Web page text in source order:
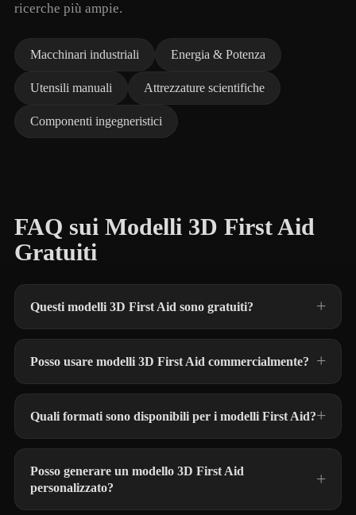
ricerche più ampie.
Macchinari industriali Energia & Potenza
Utensili manuali Attrezzature scientifiche
Componenti ingegneristici
FAQ sui Modelli 3D First Aid
Gratuiti
Questi modelli 3D First Aid sono gratuiti?
Posso usare modelli 3D First Aid commercialmente?
Quali formati sono disponibili per i modelli First Aid?
Posso generare un modello 3D First Aid
personalizzato?